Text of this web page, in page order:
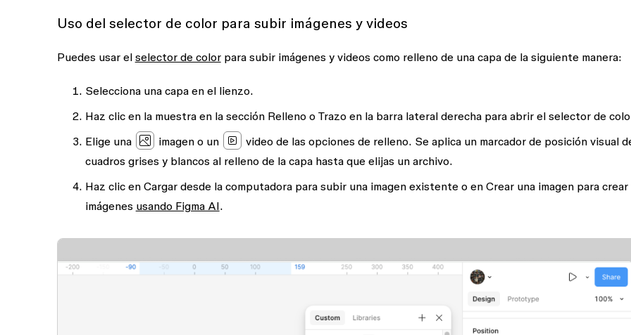
Uso del selector de color para subir imágenes y videos
Puedes usar el selector de colorpara subir imágenes y videos como relleno de una capa de la siguiente manera:
Selecciona una capa en el lienzo.
Haz clic en la muestra en la sección Relleno o Trazo en la barra lateral derecha para abrir el selector de
Elige una
imageno un video de las opciones de relleno. Se aplica un marcador de posición visual
cuadros grises y blancos al relleno de la capa hasta que elijas un archivo.
Haz clic en Cargar desde la computadorapara subir una imagen existente o en Crear una imagenpara crear
imágenes usando Figma AI.